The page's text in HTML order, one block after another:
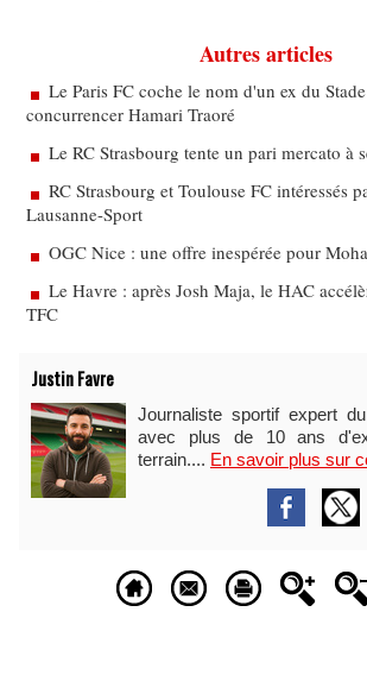
Autres articles
Le Paris FC coche le nom d'un ex du
concurrencer Hamari Traoré
Le RC Strasbourg tente un pari mercato à
RC Strasbourg et Toulouse FC intéressés
Lausanne-Sport
OGC Nice : une offre inespérée pour
Le Havre : après Josh Maja, le HAC
TFC
Justin Favre
Journaliste sportif expert
avec plus de 10 ans
terrain.... En savoir plus sur